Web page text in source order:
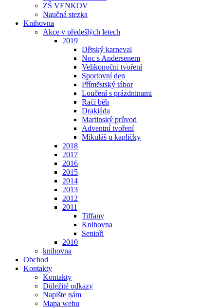
ZŠ VENKOV
Naučná stezka
Knihovna
Akce v předešlých letech
2019
Dětský karneval
Noc s Andersenem
Velikonoční tvoření
Sportovní den
Příměstský tábor
Loučení s prázdninami
Račí běh
Drakiáda
Martinský průvod
Adventní tvoření
Mikuláš u kapličky
2018
2017
2016
2015
2014
2013
2012
2011
Tiffany
Knihovna
Senioři
2010
knihovna
Obchod
Kontakty
Kontakty
Důležité odkazy
Napište nám
Mapa webu